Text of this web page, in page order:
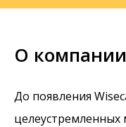
О компании
До появления